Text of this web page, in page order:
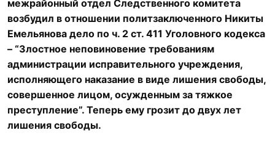
межрайонный отдел Следственного комитета
возбудил в отношении политзаключенного Никиты
Емельянова дело по ч. 2 ст. 411 Уголовного кодекса
– “Злостное неповиновение требованиям
администрации исправительного учреждения,
исполняющего наказание в виде лишения свободы,
совершенное лицом, осужденным за тяжкое
преступление”. Теперь ему грозит до двух лет
лишения свободы.